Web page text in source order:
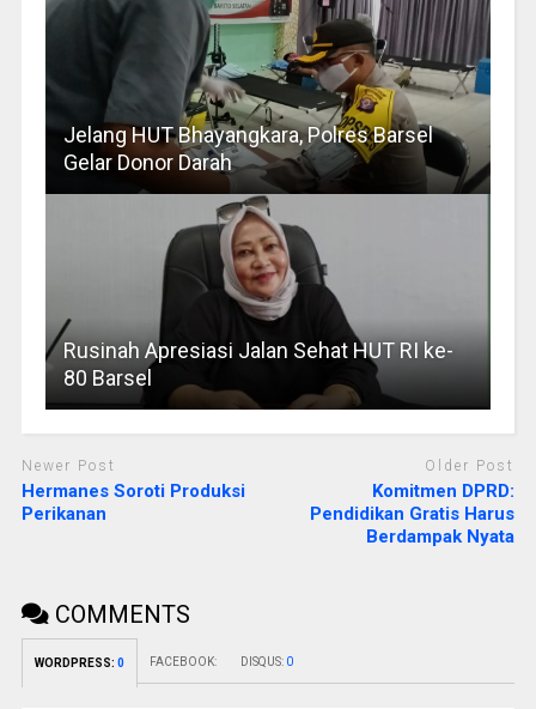
Jelang HUT Bhayangkara, Polres Barsel
Gelar Donor Darah
Rusinah Apresiasi Jalan Sehat HUT RI ke-
80 Barsel
Newer Post
Hermanes Soroti Produksi
Perikanan
Older Post
Komitmen DPRD:
Pendidikan Gratis Harus
Berdampak Nyata
COMMENTS
WORDPRESS: 0 FACEBOOK: DISQUS: 0